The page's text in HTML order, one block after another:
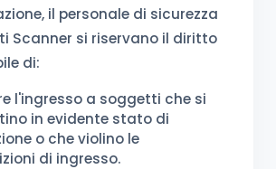
il personale di sicurezza
Scanner si riservano il diritto
di:
l'ingresso a soggetti che si
in evidente stato di
o che violino le
di ingresso.